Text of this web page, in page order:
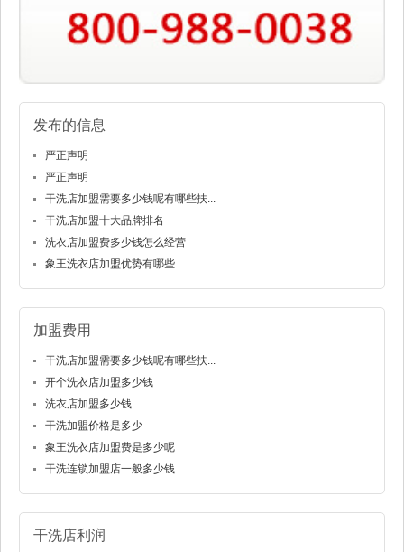
发布的信息
严正声明
严正声明
干洗店加盟需要多少钱呢有哪些扶...
干洗店加盟十大品牌排名
洗衣店加盟费多少钱怎么经营
象王洗衣店加盟优势有哪些
加盟费用
干洗店加盟需要多少钱呢有哪些扶...
开个洗衣店加盟多少钱
洗衣店加盟多少钱
干洗加盟价格是多少
象王洗衣店加盟费是多少呢
干洗连锁加盟店一般多少钱
干洗店利润